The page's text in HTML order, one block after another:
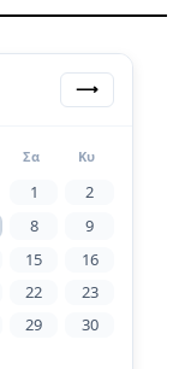
⟶
Σα Κυ
1
2
8
9
15
16
22
23
29
30